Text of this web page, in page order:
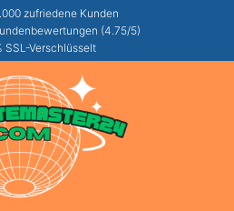
zufriedene Kunden
Kundenbewertungen (4.75/5)
SSL-Verschlüsselt